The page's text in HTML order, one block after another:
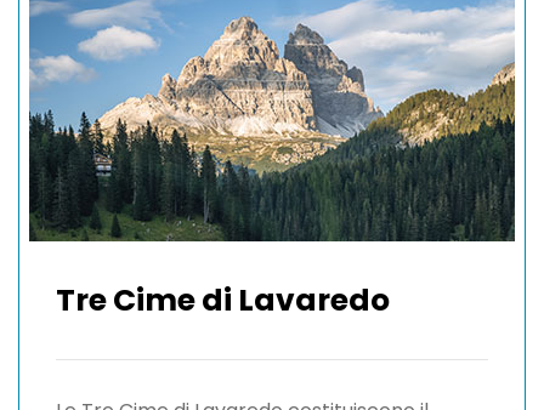
Tre Cime di Lavaredo